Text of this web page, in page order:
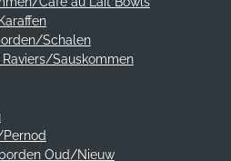
Schalen
Raviers/Sauskommen
Oud/Nieuw